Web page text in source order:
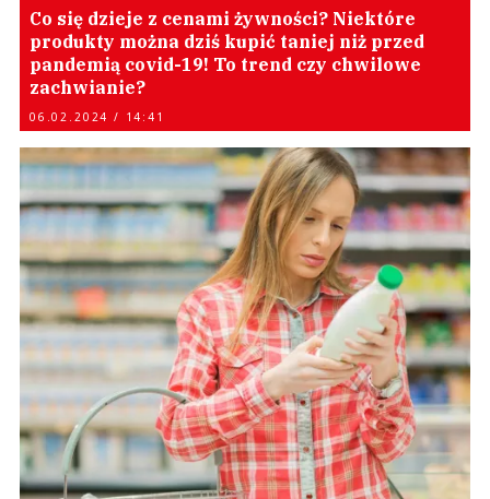
Co się dzieje z cenami żywności? Niektóre
produkty można dziś kupić taniej niż przed
pandemią covid-19! To trend czy chwilowe
zachwianie?
06.02.2024 / 14:41